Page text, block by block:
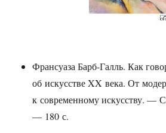
Франсуаза Барб-Галль. Как
об искусстве XX века. От
к современному искусству. —
— 180 с.